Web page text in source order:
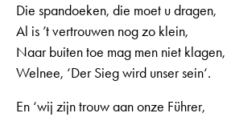
Die spandoeken, die moet u dragen,
Al is ’t vertrouwen nog zo klein,
Naar buiten toe mag men niet klagen,
Welnee, ‘Der Sieg wird unser sein‘.
En ‘wij zijn trouw aan onze Führer,